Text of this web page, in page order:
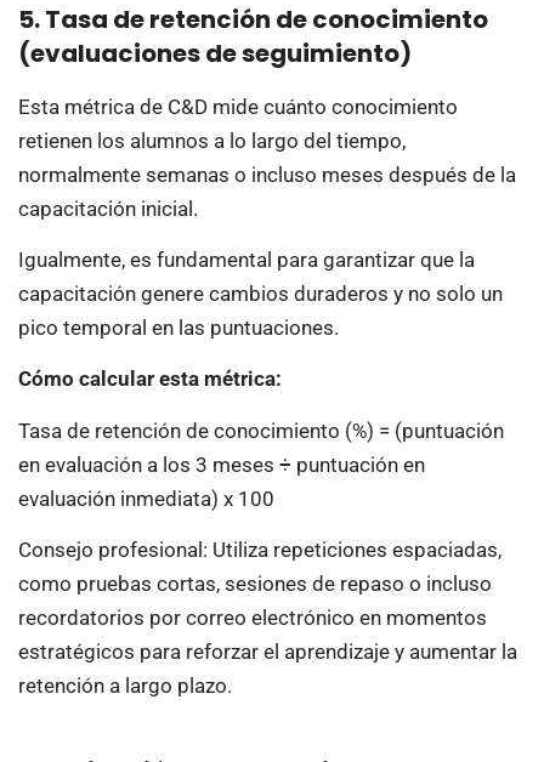
5. Tasa de retención de conocimiento
(evaluaciones de seguimiento)
Esta métrica de C&D mide cuánto conocimiento
retienen los alumnos a lo largo del tiempo,
normalmente semanas o incluso meses después de la
capacitación inicial.
Igualmente, es fundamental para garantizar que la
capacitación genere cambios duraderos y no solo un
pico temporal en las puntuaciones.
Cómo calcular esta métrica:
Tasa de retención de conocimiento (%) = (puntuación
en evaluación a los 3 meses ÷ puntuación en
evaluación inmediata) x 100
Consejo profesional: Utiliza repeticiones espaciadas,
como pruebas cortas, sesiones de repaso o incluso
recordatorios por correo electrónico en momentos
estratégicos para reforzar el aprendizaje y aumentar la
retención a largo plazo.